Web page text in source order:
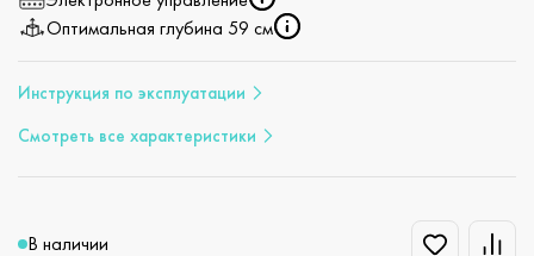
Оптимальная глубина 59 см
Инструкция по эксплуатации
Смотреть все характеристики
В наличии